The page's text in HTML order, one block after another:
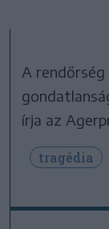
A
írja az
tragédia